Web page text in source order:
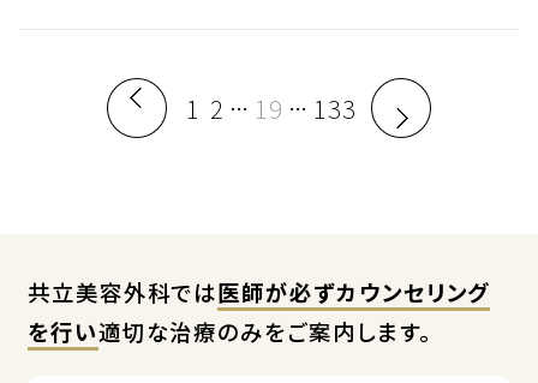
1 2 … 19 … 133
共立美容外科では医師が必ずカウンセリング
を行い適切な治療のみをご案内します。